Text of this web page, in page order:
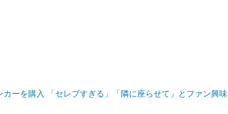
ーを購入 「セレブすぎる」「隣に座らせて」とファン興味